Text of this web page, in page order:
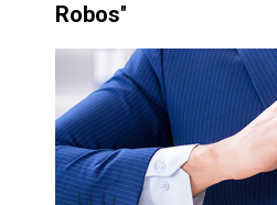
Robos"